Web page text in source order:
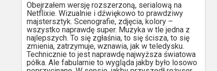
Obejrzałem wersję rozszerzoną, serialową na
Netflixie. Wizualnie i dźwiękowo to prawdziwy
majstersztyk. Scenografie, zdjęcia, kolory –
wszystko naprawdę super. Muzyka w tle jedna z
najlepszych. To się zgłaśnia, to się ścisza, to się
zmienia, zatrzymuje, wznawia, jak w teledysku.
Technicznie to jest naprawdę najwyższa światowa
półka. Ale fabularnie to wygląda jakby było losowo